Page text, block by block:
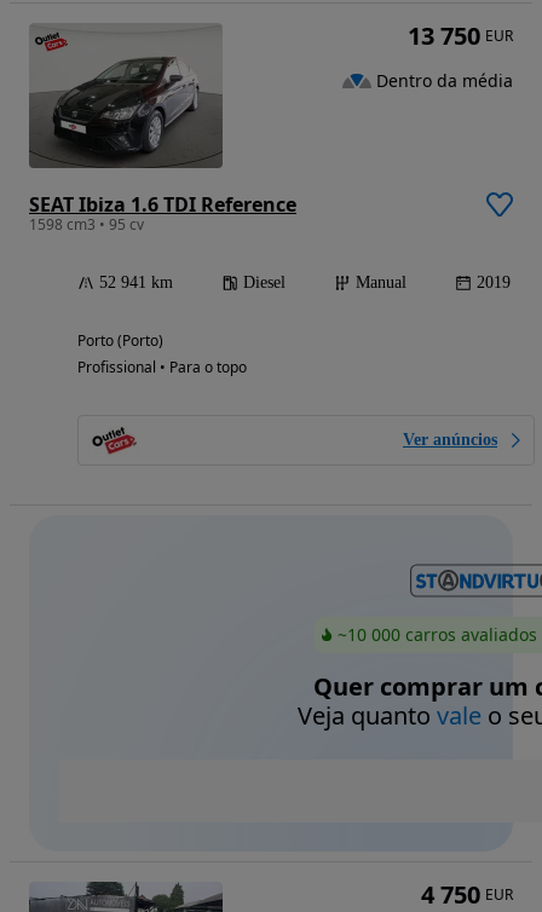
SEAT Ibiza 1.6 TDI Reference
1598 cm3 • 95 cv
52 941 km Diesel Manual 2019
Porto (Porto)
Profissional • Para o topo
Ver anúncios
13 750 EUR
Dentro da média
~10 000 carros
Quer comprar um
Veja quanto valeo
4 750 EUR